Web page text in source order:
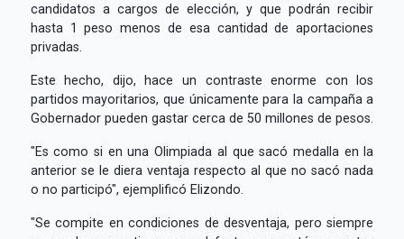
candidatos a cargos de elección, y que podrán recibir
hasta 1 peso menos de esa cantidad de aportaciones
privadas.
Este hecho, dijo, hace un contraste enorme con los
partidos mayoritarios, que únicamente para la campaña a
Gobernador pueden gastar cerca de 50 millones de pesos.
"Es como si en una Olimpiada al que sacó medalla en la
anterior se le diera ventaja respecto al que no sacó nada
o no participó", ejemplificó Elizondo.
"Se compite en condiciones de desventaja, pero siempre